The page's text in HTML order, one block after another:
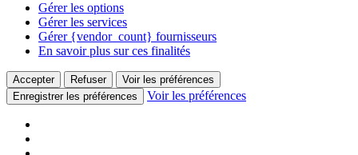
Gérer les options
Gérer les services
Gérer {vendor_count} fournisseurs
En savoir plus sur ces finalités
Accepter Refuser
Voir les préférences
Enregistrer les préférences
Voir les préférences